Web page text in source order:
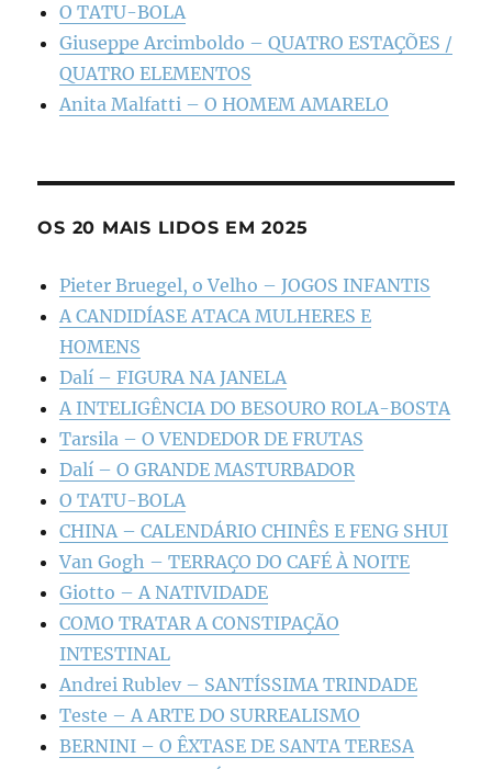
O TATU-BOLA
Giuseppe Arcimboldo – QUATRO ESTAÇÕES /
QUATRO ELEMENTOS
Anita Malfatti – O HOMEM AMARELO
OS 20 MAIS LIDOS EM 2025
Pieter Bruegel, o Velho – JOGOS INFANTIS
A CANDIDÍASE ATACA MULHERES E
HOMENS
Dalí – FIGURA NA JANELA
A INTELIGÊNCIA DO BESOURO ROLA-BOSTA
Tarsila – O VENDEDOR DE FRUTAS
Dalí – O GRANDE MASTURBADOR
O TATU-BOLA
CHINA – CALENDÁRIO CHINÊS E FENG SHUI
Van Gogh – TERRAÇO DO CAFÉ À NOITE
Giotto – A NATIVIDADE
COMO TRATAR A CONSTIPAÇÃO
INTESTINAL
Andrei Rublev – SANTÍSSIMA TRINDADE
Teste – A ARTE DO SURREALISMO
BERNINI – O ÊXTASE DE SANTA TERESA